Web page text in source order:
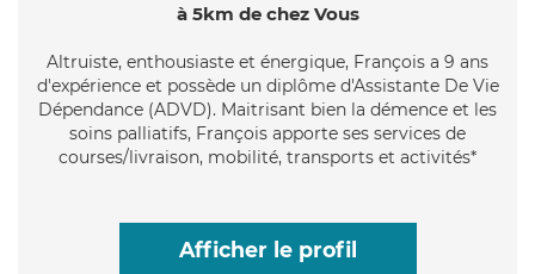
à 5km de chez Vous
Altruiste, enthousiaste et énergique, François a 9 ans
d'expérience et possède un diplôme d'Assistante De Vie
Dépendance (ADVD). Maitrisant bien la démence et les
soins palliatifs, François apporte ses services de
courses/livraison, mobilité, transports et activités*
Afficher le profil